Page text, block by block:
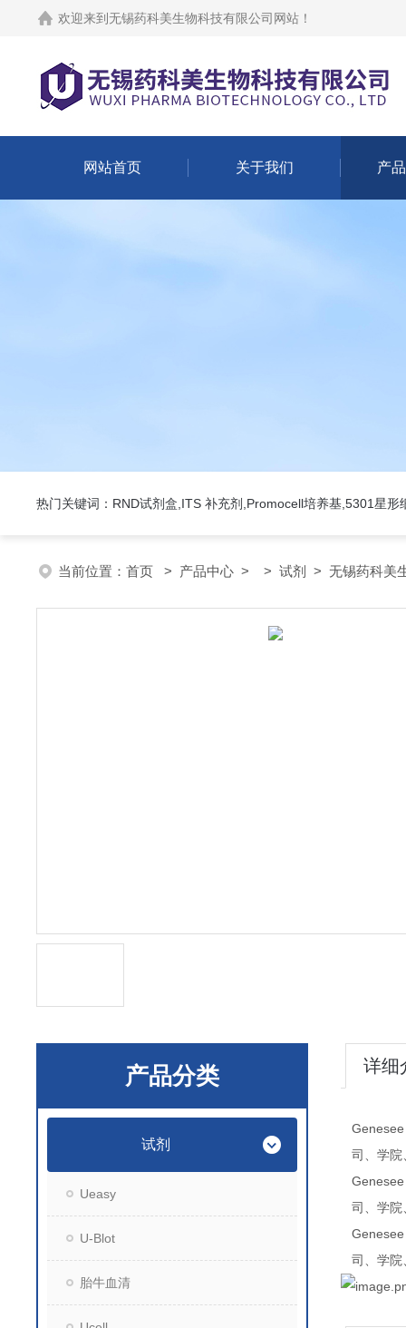
欢迎来到 无锡药科美生物科技有限公司网站 ！
网站首页 关于我们 产
热门关键词：RND试剂盒,ITS 补充剂,Promocell培养基,5301星形
当前位置： 首页 > 产品中心 > > 试剂 > 无锡药科美
产品分类
试剂
Ueasy
U-Blot
胎牛血清
详细
司、学院
司、学院
司、学院